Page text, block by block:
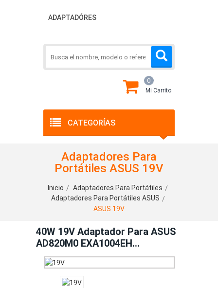
ADAPTADÓRES
CATEGORÍAS
0
Mi Carrito
Adaptadores Para
Portátiles ASUS 19V
Inicio
Adaptadores Para Portátiles
Adaptadores Para Portátiles ASUS
ASUS 19V
40W 19V Adaptador Para ASUS
AD820M0 EXA1004EH
EXA1004UH 04G26B001050